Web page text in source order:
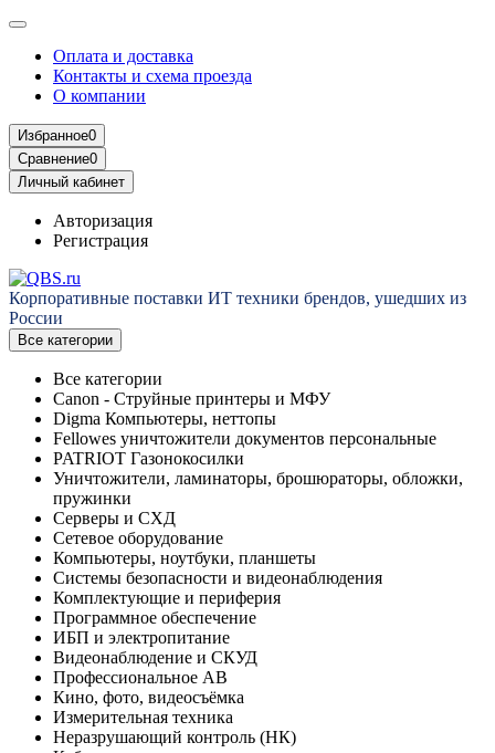
Оплата и доставка
Контакты и схема проезда
О компании
Избранное0
Сравнение0
Личный кабинет
Авторизация
Регистрация
Корпоративные поставки ИТ техники брендов, ушедших из
России
Все категории
Все категории
Canon - Струйные принтеры и МФУ
Digma Компьютеры, неттопы
Fellowes уничтожители документов персональные
PATRIOT Газонокосилки
Уничтожители, ламинаторы, брошюраторы, обложки,
пружинки
Серверы и СХД
Сетевое оборудование
Компьютеры, ноутбуки, планшеты
Системы безопасности и видеонаблюдения
Комплектующие и периферия
Программное обеспечение
ИБП и электропитание
Видеонаблюдение и СКУД
Профессиональное АВ
Кино, фото, видеосъёмка
Измерительная техника
Неразрушающий контроль (НК)